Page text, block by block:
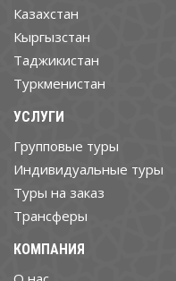
Казахстан
Кыргызстан
Таджикистан
Туркменистан
УСЛУГИ
Групповые туры
Индивидуальные туры
Туры на заказ
Трансферы
КОМПАНИЯ